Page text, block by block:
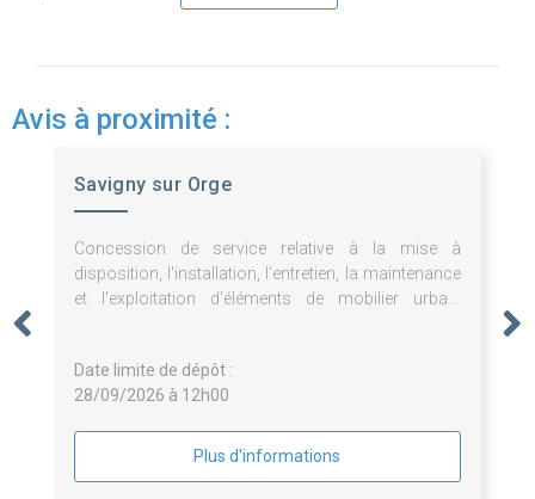
Avis à proximité :
Savigny sur Orge
Concession de service relative à la mise à
disposition, l'installation, l'entretien, la maintenance
et l'exploitation d'éléments de mobilier urbain
Date limite de dépôt :
28/09/2026 à 12h00
Plus d'informations